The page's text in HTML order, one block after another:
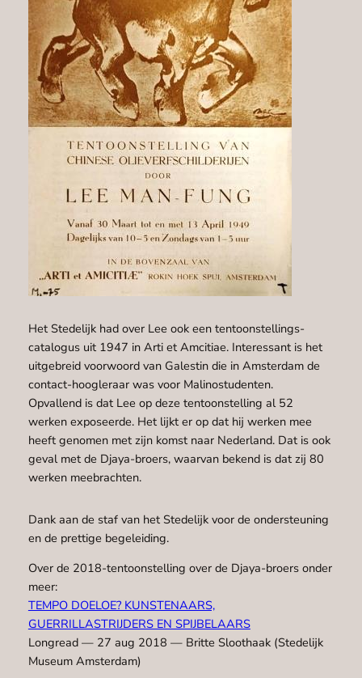
Het Stedelijk had over Lee ook een tentoonstellings-
catalogus uit 1947 in Arti et Amcitiae. Interessant is het
uitgebreid voorwoord van Galestin die in Amsterdam de
contact-hoogleraar was voor Malinostudenten.
Opvallend is dat Lee op deze tentoonstelling al 52
werken exposeerde. Het lijkt er op dat hij werken mee
heeft genomen met zijn komst naar Nederland. Dat is ook
geval met de Djaya-broers, waarvan bekend is dat zij 80
werken meebrachten.
Dank aan de staf van het Stedelijk voor de ondersteuning
en de prettige begeleiding.
Over de 2018-tentoonstelling over de Djaya-broers onder
meer:
TEMPO DOELOE? KUNSTENAARS,
GUERRILLASTRIJDERS EN SPIJBELAARS
Longread — 27 aug 2018 — Britte Sloothaak (Stedelijk
Museum Amsterdam)